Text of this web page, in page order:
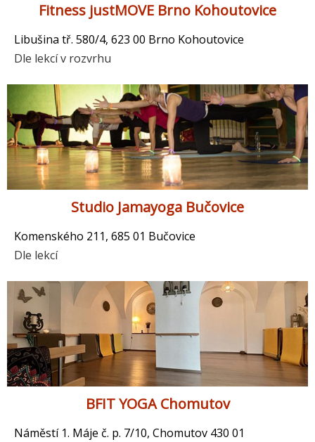
Fitness justMOVE Brno Kohoutovice
Libušina tř. 580/4, 623 00 Brno Kohoutovice
Dle lekcí v rozvrhu
Studio Jamayoga Bučovice
Komenského 211, 685 01 Bučovice
Dle lekcí
BFIT YOGA Chomutov
Náměstí 1. Máje č. p. 7/10, Chomutov 430 01